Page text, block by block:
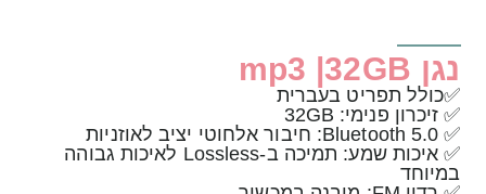
נגן mp3 |32GB
✅כולל תפריט בעברית
✅ זיכרון פנימי: ‎32GB
✅ Bluetooth 5.0: חיבור אלחוטי יציב לאוזניות
✅ איכות שמע: תמיכה ב-Lossless לאיכות גבוהה
במיוחד